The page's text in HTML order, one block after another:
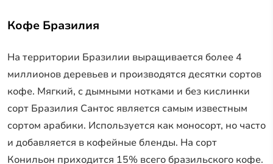
Кофе Бразилия
На территории Бразилии выращивается более 4
миллионов деревьев и производятся десятки сортов
кофе. Мягкий, с дымными нотками и без кислинки
сорт Бразилия Сантос является самым известным
сортом арабики. Используется как моносорт, но часто
и добавляется в кофейные бленды. На сорт
Конильон приходится 15% всего бразильского кофе.